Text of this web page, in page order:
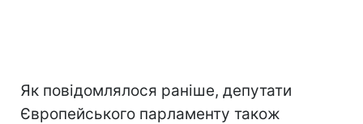
Як повідомлялося раніше, депутати
Європейського парламенту також